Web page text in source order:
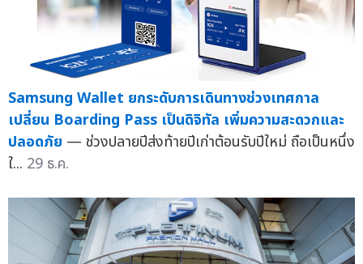
Samsung Wallet ยกระดับการเดินทางช่วงเทศกาล
เปลี่ยน Boarding Pass เป็นดิจิทัล เพิ่มความสะดวกและ
ปลอดภัย — ช่วงปลายปีส่งท้ายปีเก่าต้อนรับปีใหม่ ถือเป็นหนึ่ง
ใ... 29 ธ.ค.